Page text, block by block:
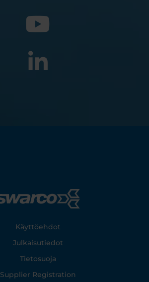
Käyttöehdot
Julkaisutiedot
Tietosuoja
Supplier Registration